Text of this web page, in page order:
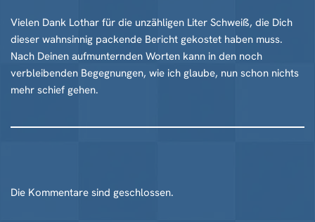
Vielen Dank Lothar für die unzähligen Liter Schweiß, die Dich
dieser wahnsinnig packende Bericht gekostet haben muss.
Nach Deinen aufmunternden Worten kann in den noch
verbleibenden Begegnungen, wie ich glaube, nun schon nichts
mehr schief gehen.
Die Kommentare sind geschlossen.